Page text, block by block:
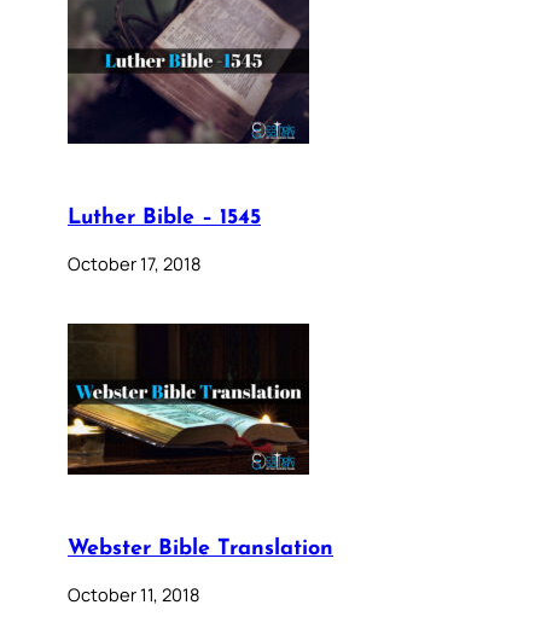
Luther Bible – 1545
October 17, 2018
Webster Bible Translation
October 11, 2018